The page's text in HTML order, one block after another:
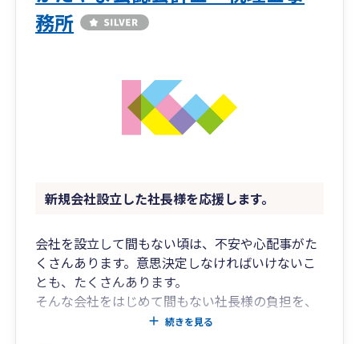
務所
新規会社設立した社長様を応援します。
会社を設立して間もない頃は、不安や心配事がた
くさんあります。意思決定しなければいけないこ
とも、たくさんあります。
そんな会社をはじめて間もない社長様の負担を、
少しでも軽くしたいと考えています。
続きを見る